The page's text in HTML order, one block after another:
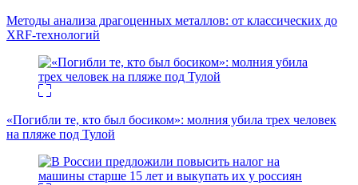
Методы анализа драгоценных металлов: от классических до
XRF-технологий
«Погибли те, кто был босиком»: молния убила трех человек
на пляже под Тулой